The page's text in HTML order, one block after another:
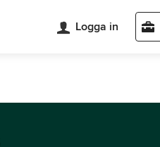
Logga in